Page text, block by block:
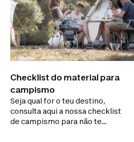
Checklist do material para
campismo
Seja qual for o teu destino,
consulta aqui a nossa checklist
de campismo para não te